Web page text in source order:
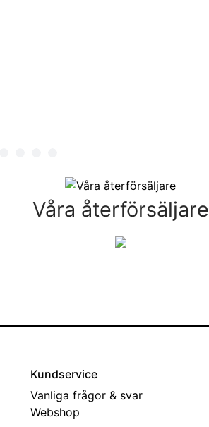
Våra återförsäljare
Kundservice
Vanliga frågor & svar
Webshop